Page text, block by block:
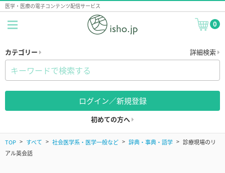
医学・医療の電子コンテンツ配信サービス
0
カテゴリー 詳細検索
ログイン／新規登録
初めての方へ
TOP すべて 社会医学系・医学一般など 辞典・事典・語学
診療現場のリ
アル英会話